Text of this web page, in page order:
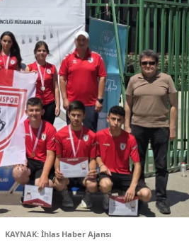
KAYNAK: İhlas Haber Ajansı